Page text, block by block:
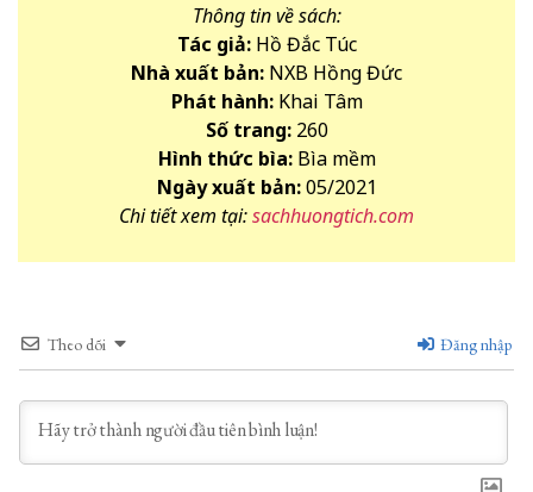
Thông tin về sách:
Tác giả:Hồ Đắc Túc
Nhà xuất bản: NXB Hồng Đức
Phát hành:Khai Tâm
Số trang:260
Hình thức bìa:Bìa mềm
Ngày xuất bản:05/2021
Chi tiết xem tại:sachhuongtich.com
Theo dõi Đăng nhập